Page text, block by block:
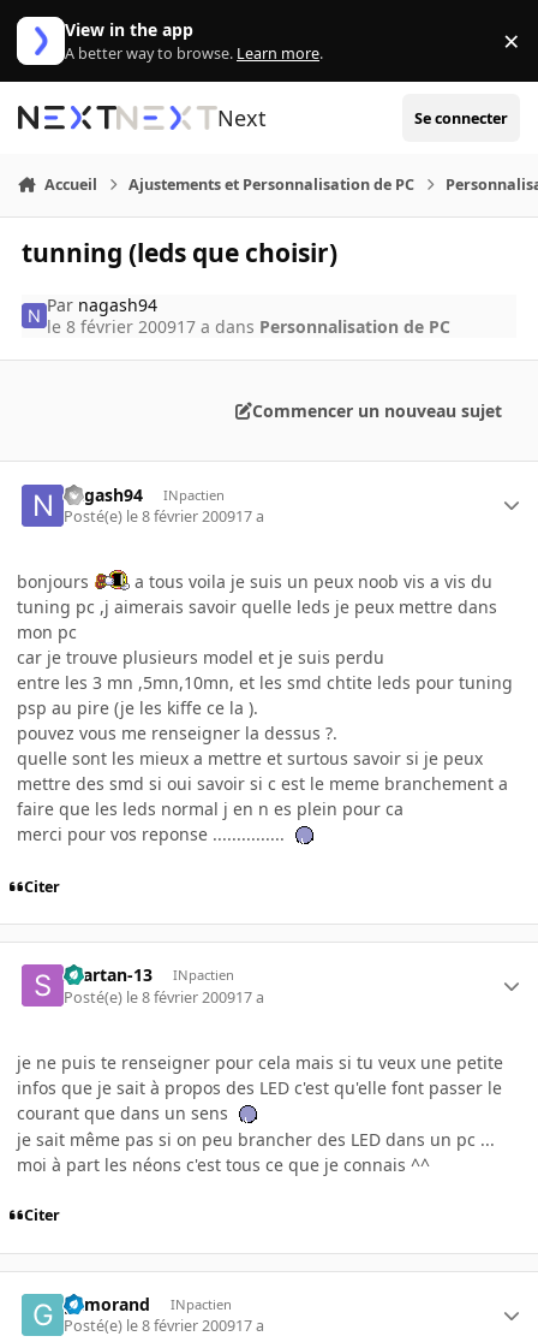
Aller au contenu
View in the app
A better way to browse. Learn more. ×
Next Se connecter
Accueil Ajustements et Personnalisation de PC
tunning (leds que choisir)
Par nagash94
le 8 février 200917 a dans Personnalisation de PC
Commencer un nouveau sujet
nagash94 INpactien
Posté(e) le 8 février 200917 a
bonjours
a tous voila je suis un peux noob vis a vis du
tuning pc ,j aimerais savoir quelle leds je peux mettre dans
mon pc
car je trouve plusieurs model et je suis perdu
entre les 3 mn ,5mn,10mn, et les smd chtite leds pour tuning
psp au pire (je les kiffe ce la ).
pouvez vous me renseigner la dessus ?.
quelle sont les mieux a mettre et surtous savoir si je peux
mettre des smd si oui savoir si c est le meme branchement a
faire que les leds normal j en n es plein pour ca
merci pour vos reponse ...............
Citer
spartan-13 INpactien
Posté(e) le 8 février 200917 a
je ne puis te renseigner pour cela mais si tu veux une petite
infos que je sait à propos des LED c'est qu'elle font passer le
courant que dans un sens
je sait même pas si on peu brancher des LED dans un pc ...
moi à part les néons c'est tous ce que je connais ^^
Citer
gamorand INpactien
Posté(e) le 8 février 200917 a